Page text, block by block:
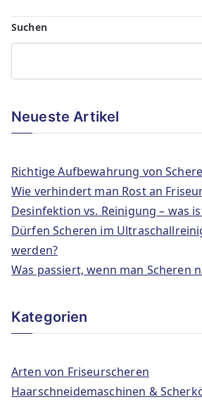
Suchen
Neueste Artikel
Richtige Aufbewahrung von
Wie verhindert man Rost an
Desinfektion vs. Reinigung – was
Dürfen Scheren im
werden?
Was passiert, wenn man Scheren
Kategorien
Arten von Friseurscheren
Haarschneidemaschinen &